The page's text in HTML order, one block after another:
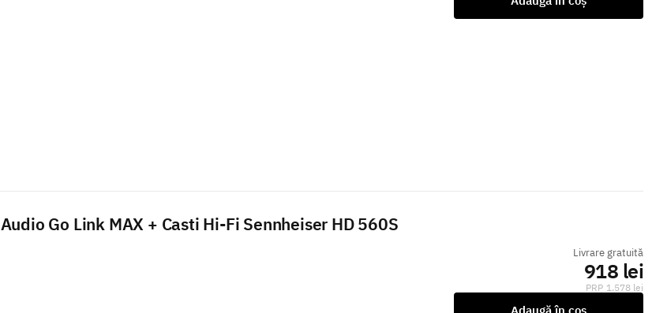
Go Link MAX + Casti Hi-Fi Sennheiser HD 560S
Livrare gratuită
918 lei
1.578 lei